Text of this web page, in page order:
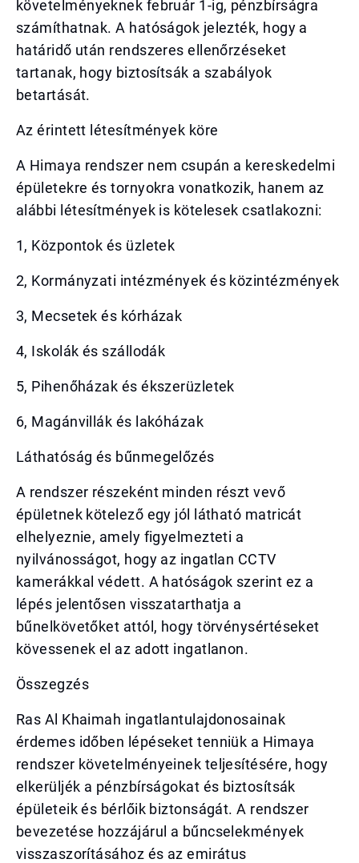
követelményeknek február 1-ig, pénzbírságra
számíthatnak. A hatóságok jelezték, hogy a
határidő után rendszeres ellenőrzéseket
tartanak, hogy biztosítsák a szabályok
betartását.
Az érintett létesítmények köre
A Himaya rendszer nem csupán a kereskedelmi
épületekre és tornyokra vonatkozik, hanem az
alábbi létesítmények is kötelesek csatlakozni:
1, Központok és üzletek
2, Kormányzati intézmények és közintézmények
3, Mecsetek és kórházak
4, Iskolák és szállodák
5, Pihenőházak és ékszerüzletek
6, Magánvillák és lakóházak
Láthatóság és bűnmegelőzés
A rendszer részeként minden részt vevő
épületnek kötelező egy jól látható matricát
elhelyeznie, amely figyelmezteti a
nyilvánosságot, hogy az ingatlan CCTV
kamerákkal védett. A hatóságok szerint ez a
lépés jelentősen visszatarthatja a
bűnelkövetőket attól, hogy törvénysértéseket
kövessenek el az adott ingatlanon.
Összegzés
Ras Al Khaimah ingatlantulajdonosainak
érdemes időben lépéseket tenniük a Himaya
rendszer követelményeinek teljesítésére, hogy
elkerüljék a pénzbírságokat és biztosítsák
épületeik és bérlőik biztonságát. A rendszer
bevezetése hozzájárul a bűncselekmények
visszaszorításához és az emirátus